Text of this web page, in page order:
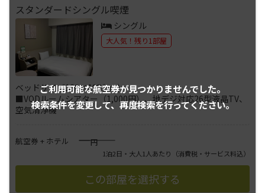
ご利用可能な航空券が見つかりませんでした。
検索条件を変更して、再度検索を行ってください。
スタンダードシングル喫煙
シングル
大人気！残り1部屋
ベッドサイズ130×195(cm)
■VODルームシアター（1,000円）、地デジ対応26型液晶TV、
空気清浄機
航空券 + ホテル ――――円
1泊2日・大人1人あたり （消費税・サービス料込）